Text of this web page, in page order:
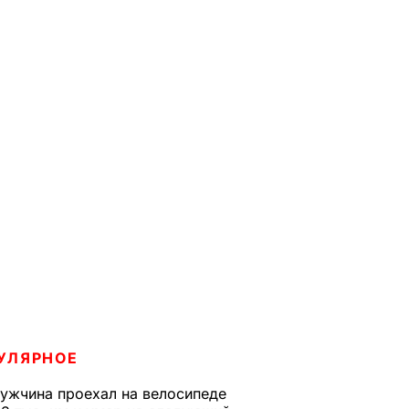
проехал на велосипеде